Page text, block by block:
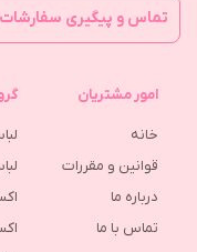
تماس و پیگیری سفارشات: ۶۲۷۳۶۴۳-
امور مشتریان
خانه
قوانین و مقررات
درباره ما
تماس با ما